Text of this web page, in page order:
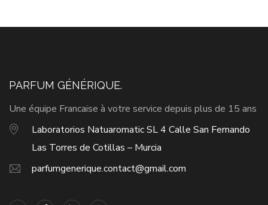
PARFUM GÉNÉRIQUE.
Une équipe Francaise à votre service depuis plus de 15 ans
Laboratorios Natuaromatic SL 4 Calle San Fernando
Las Torres de Cotillas – Murcia
parfumgenerique.contact@gmail.com